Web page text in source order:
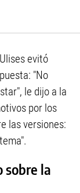
evitó
"No
le dijo a la
por los
las versiones:
sobre la